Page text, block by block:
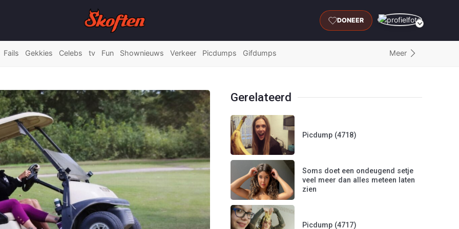
DONEER
Fails Gekkies Celebs tv Fun Shownieuws Verkeer Picdumps Gifdumps Meer
Gerelateerd
Picdump (4718)
Soms doet een ondeugend setje
veel meer dan alles meteen laten
zien
Picdump (4717)